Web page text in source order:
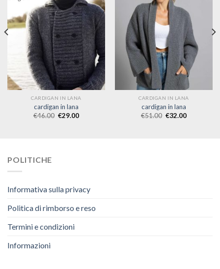
CARDIGAN IN LANA
cardigan in lana
€46.00 €29.00
CARDIGAN IN LANA
cardigan in lana
€51.00 €32.00
POLITICHE
Informativa sulla privacy
Politica di rimborso e reso
Termini e condizioni
Informazioni